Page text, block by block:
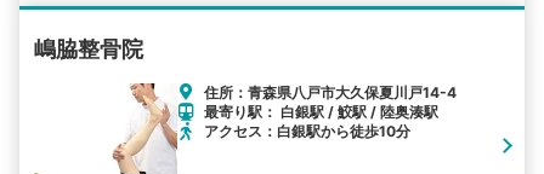
嶋脇整骨院
住所：青森県八戸市大久保夏川戸14-4
最寄り駅： 白銀駅 / 鮫駅 / 陸奥湊駅
アクセス：白銀駅から徒歩10分